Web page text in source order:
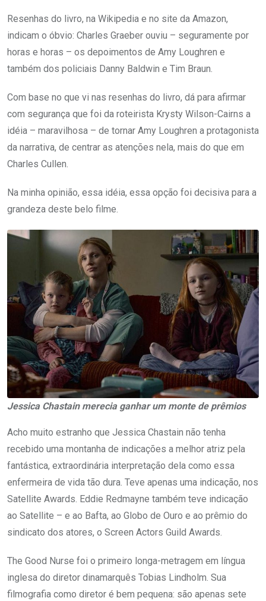
Resenhas do livro, na Wikipedia e no site da Amazon,
indicam o óbvio: Charles Graeber ouviu – seguramente por
horas e horas – os depoimentos de Amy Loughren e
também dos policiais Danny Baldwin e Tim Braun.
Com base no que vi nas resenhas do livro, dá para afirmar
com segurança que foi da roteirista Krysty Wilson-Cairns a
idéia – maravilhosa – de tornar Amy Loughren a protagonista
da narrativa, de centrar as atenções nela, mais do que em
Charles Cullen.
Na minha opinião, essa idéia, essa opção foi decisiva para a
grandeza deste belo filme.
Jessica Chastain merecia ganhar um monte de prêmios
Acho muito estranho que Jessica Chastain não tenha
recebido uma montanha de indicações a melhor atriz pela
fantástica, extraordinária interpretação dela como essa
enfermeira de vida tão dura. Teve apenas uma indicação, nos
Satellite Awards. Eddie Redmayne também teve indicação
ao Satellite – e ao Bafta, ao Globo de Ouro e ao prêmio do
sindicato dos atores, o Screen Actors Guild Awards.
The Good Nurse foi o primeiro longa-metragem em língua
inglesa do diretor dinamarquês Tobias Lindholm. Sua
filmografia como diretor é bem pequena: são apenas sete